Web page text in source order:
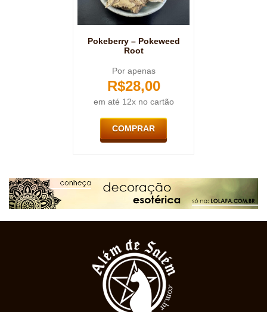
Pokeberry – Pokeweed
Root
Por apenas
R$28,00
em até 12x no cartão
COMPRAR